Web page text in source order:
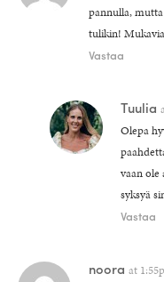
pannulla,
tulikin!
Vastaa
Tuulia
Olepa
vaan ole
syksyä
Vastaa
noora at